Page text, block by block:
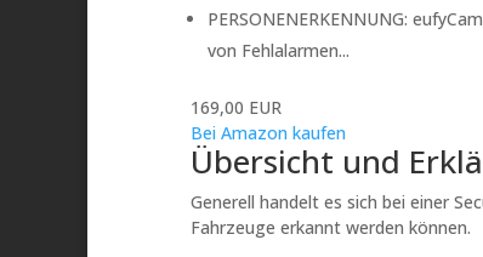
PERSONENERKENNUNG:
von Fehlalarmen...
169,00 EUR
Bei Amazon kaufen
Übersicht und
Generell handelt es sich bei einer
Fahrzeuge erkannt werden können.